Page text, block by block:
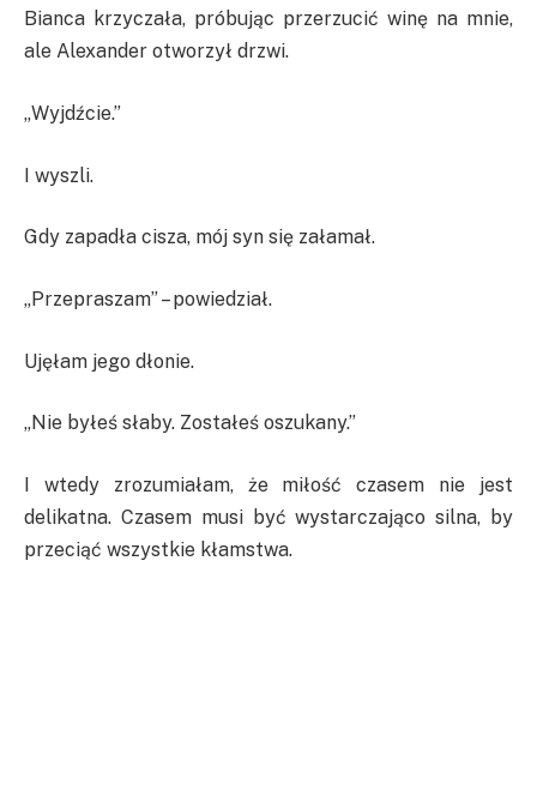
Bianca krzyczała, próbując przerzucić winę na mnie,
ale Alexander otworzył drzwi.
„Wyjdźcie.”
I wyszli.
Gdy zapadła cisza, mój syn się załamał.
„Przepraszam” – powiedział.
Ujęłam jego dłonie.
„Nie byłeś słaby. Zostałeś oszukany.”
I wtedy zrozumiałam, że miłość czasem nie jest
delikatna. Czasem musi być wystarczająco silna, by
przeciąć wszystkie kłamstwa.